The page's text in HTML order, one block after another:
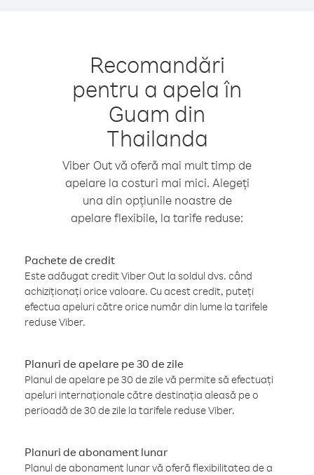
Recomandări
pentru a apela în
Guam din
Thailanda
Viber Out vă oferă mai mult timp de
apelare la costuri mai mici. Alegeți
una din opțiunile noastre de
apelare flexibile, la tarife reduse:
Pachete de credit
Este adăugat credit Viber Out la soldul dvs. când
achiziționați orice valoare. Cu acest credit, puteți
efectua apeluri către orice număr din lume la tarifele
reduse Viber.
Planuri de apelare pe 30 de zile
Planul de apelare pe 30 de zile vă permite să efectuați
apeluri internaționale către destinația aleasă pe o
perioadă de 30 de zile la tarifele reduse Viber.
Planuri de abonament lunar
Planul de abonament lunar vă oferă flexibilitatea de a